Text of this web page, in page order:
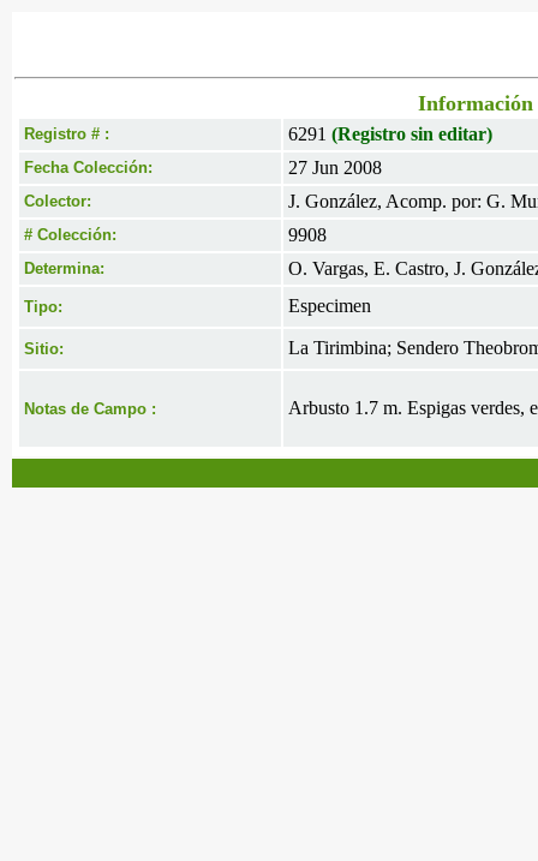
Información
Registro # : 6291 (Registro sin editar)
Fecha Colección: 27 Jun 2008
Colector: J. González, Acomp. por: G.
# Colección: 9908
Determina: O. Vargas, E. Castro, J.
Tipo: Especimen
Sitio: La Tirimbina; Sendero
Notas de Campo : Arbusto 1.7 m. Espigas verdes,